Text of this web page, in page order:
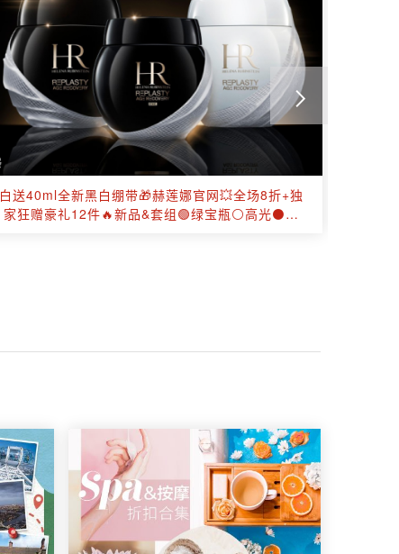
白送40ml全新黑白绷带🎁赫莲娜官网💥全场8折+独
家狂赠豪礼12件🔥新品&套组🟢绿宝瓶⚪高光⚫绷